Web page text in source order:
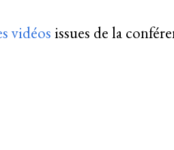
vidéos issues de la